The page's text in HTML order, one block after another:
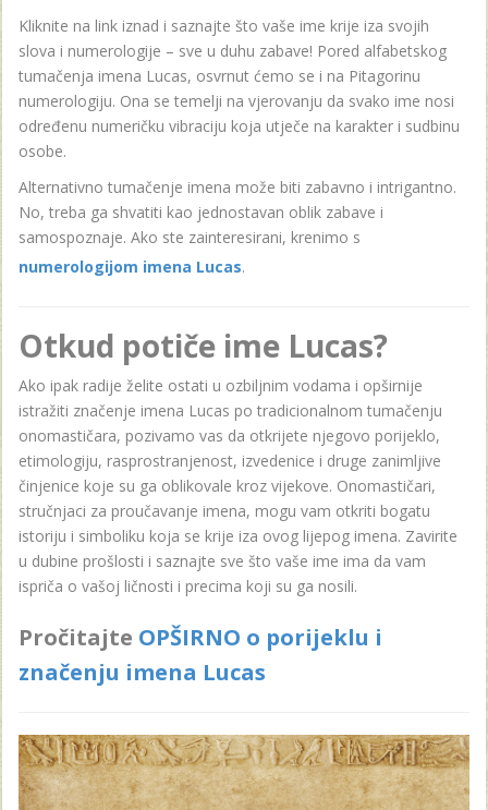
Kliknite na link iznad i saznajte što vaše ime krije iza svojih
slova i numerologije – sve u duhu zabave! Pored alfabetskog
tumačenja imena Lucas, osvrnut ćemo se i na Pitagorinu
numerologiju. Ona se temelji na vjerovanju da svako ime nosi
određenu numeričku vibraciju koja utječe na karakter i sudbinu
osobe.
Alternativno tumačenje imena može biti zabavno i intrigantno.
No, treba ga shvatiti kao jednostavan oblik zabave i
samospoznaje. Ako ste zainteresirani, krenimo s
numerologijom imena Lucas.
Otkud potiče ime Lucas?
Ako ipak radije želite ostati u ozbiljnim vodama i opširnije
istražiti značenje imena Lucas po tradicionalnom tumačenju
onomastičara, pozivamo vas da otkrijete njegovo porijeklo,
etimologiju, rasprostranjenost, izvedenice i druge zanimljive
činjenice koje su ga oblikovale kroz vijekove. Onomastičari,
stručnjaci za proučavanje imena, mogu vam otkriti bogatu
istoriju i simboliku koja se krije iza ovog lijepog imena. Zavirite
u dubine prošlosti i saznajte sve što vaše ime ima da vam
ispriča o vašoj ličnosti i precima koji su ga nosili.
Pročitajte OPŠIRNO o porijeklu i
značenju imena Lucas